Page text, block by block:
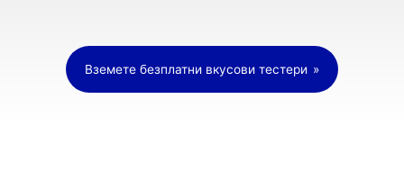
Вземете безплатни вкусови тестери